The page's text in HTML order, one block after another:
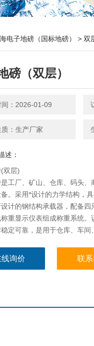
海电子地磅（国标地磅） > 双
磅（双层）
间：2026-01-09
质：生产厂家
述：
双层)
工厂、矿山、仓库、码头
。采用*设计的力学结构，
计的钢结构承载器，配备
重显示仪表组成称重系统
定可靠，是用于仓库、车
询价 联